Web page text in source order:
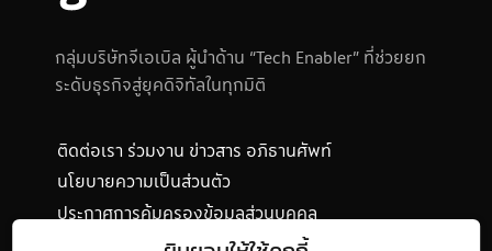
กลุ่มบริษัทจีเอเบิล ผู้นำด้าน “Tech Enabler” ที่ช่วยยก
ระดับธุรกิจสู่ยุคดิจิทัลในทุกมิติ
ติดต่อเรา ร่วมงาน ข่าวสาร อภิธานศัพท์
นโยบายความเป็นส่วนตัว
ประกาศการคุ้มครองข้อมูลส่วนบุคคล
นโยบายการใช้คุกกี้ แผนผังเว็บไซต์